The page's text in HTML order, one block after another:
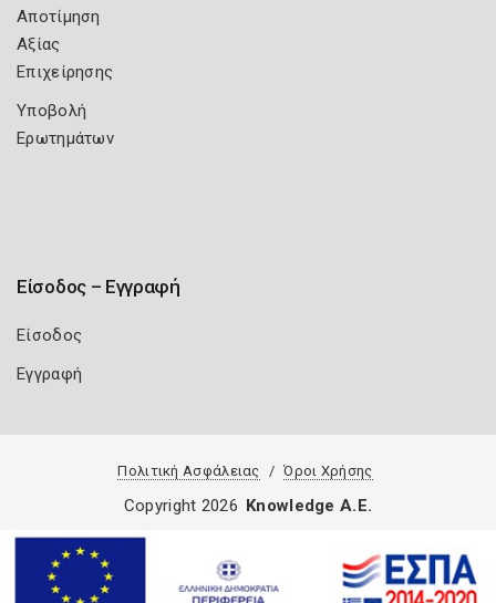
Αποτίμηση
Αξίας
Επιχείρησης
Υποβολή
Ερωτημάτων
Είσοδος – Εγγραφή
Είσοδος
Εγγραφή
Πολιτική Ασφάλειας Όροι Χρήσης
Copyright 2026 Knowledge A.E.